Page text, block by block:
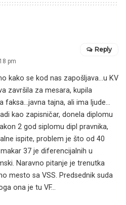
pm
kako se kod nas zapošljava…u KV
završila za mesara, kupila
faksa…javna tajna, ali ima ljude…
kao zapisničar, donela diplomu
2 god siplomu dipl pravnika,
ispite, problem je što od 40
37 je diferencijalnih u
Naravno pitanje je trenutka
mesto sa VSS. Predsednik suda
ona je tu VF…
Reply